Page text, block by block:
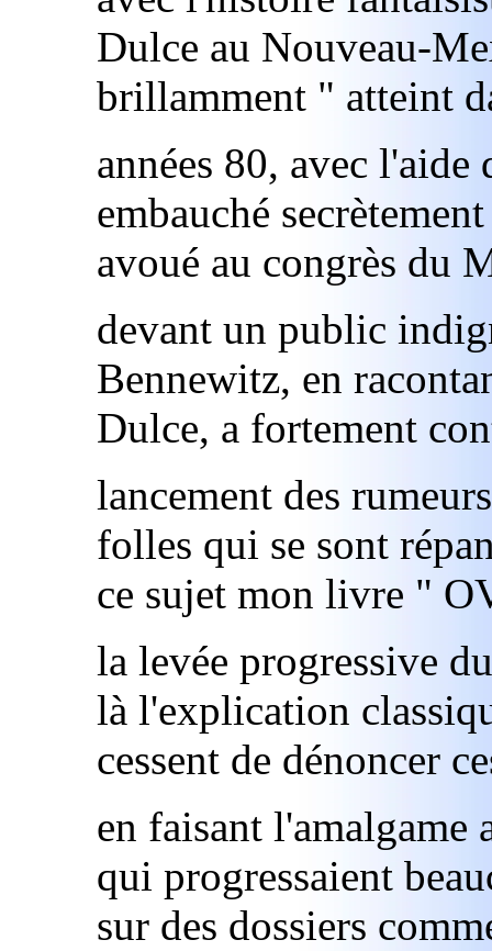
Dulce au Nouveau-
brillamment " atteint
années 80, avec
embauché
avoué au congrès du
devant un public
Bennewitz, en
Dulce, a fortement
lancement des
folles qui se sont
ce sujet mon livre "
la levée progressive
là l'explication
cessent de dénoncer
en faisant l'amalgame
qui progressaient
sur des dossiers